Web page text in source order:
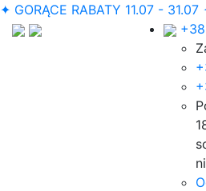
✦ GORĄCE RABATY 11.07 - 31.07